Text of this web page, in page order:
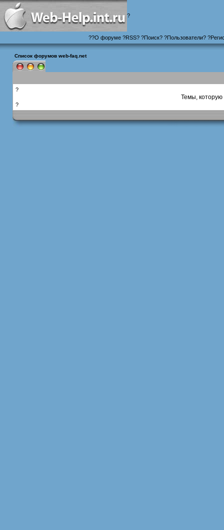
?
??О форуме?RSS? ?Поиск? ?Пользователи? ?
Список форумов web-faq.net
?
Темы, которую
?